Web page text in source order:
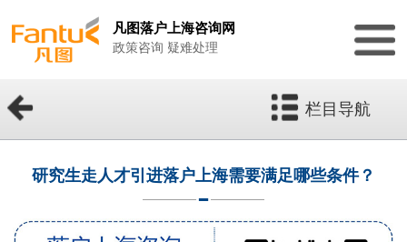
凡图落户上海咨询网
政策咨询 疑难处理
栏目导航
研究生走人才引进落户上海需要满足哪些条件？